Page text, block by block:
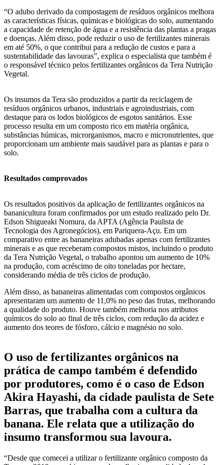
“O adubo derivado da compostagem de resíduos orgânicos melhora
as características físicas, químicas e biológicas do solo, aumentando
a capacidade de retenção de água e a resistência das plantas a pragas
e doenças. Além disso, pode reduzir o uso de fertilizantes minerais
em até 50%, o que contribui para a redução de custos e para a
sustentabilidade das lavouras”, explica o especialista que também é
o responsável técnico pelos fertilizantes orgânicos da Tera Nutrição
Vegetal.
Os insumos da Tera são produzidos a partir da reciclagem de
resíduos orgânicos urbanos, industriais e agroindustriais, com
destaque para os lodos biológicos de esgotos sanitários. Esse
processo resulta em um composto rico em matéria orgânica,
substâncias húmicas, microrganismos, macro e micronutrientes, que
proporcionam um ambiente mais saudável para as plantas e para o
solo.
Resultados comprovados
Os resultados positivos da aplicação de fertilizantes orgânicos na
bananicultura foram confirmados por um estudo realizado pelo Dr.
Edson Shigueaki Nomura, da APTA (Agência Paulista de
Tecnologia dos Agronegócios), em Pariquera-Açu. Em um
comparativo entre as bananeiras adubadas apenas com fertilizantes
minerais e as que receberam compostos mistos, incluindo o produto
da Tera Nutrição Vegetal, o trabalho apontou um aumento de 10%
na produção, com acréscimo de oito toneladas por hectare,
considerando média de três ciclos de produção.
Além disso, as bananeiras alimentadas com compostos orgânicos
apresentaram um aumento de 11,0% no peso das frutas, melhorando
a qualidade do produto. Houve também melhoria nos atributos
químicos do solo ao final de três ciclos, com redução da acidez e
aumento dos teores de fósforo, cálcio e magnésio no solo.
O uso de fertilizantes orgânicos na
prática de campo também é defendido
por produtores, como é o caso de Edson
Akira Hayashi, da cidade paulista de Sete
Barras, que trabalha com a cultura da
banana. Ele relata que a utilização do
insumo transformou sua lavoura.
“Desde que comecei a utilizar o fertilizante orgânico composto da